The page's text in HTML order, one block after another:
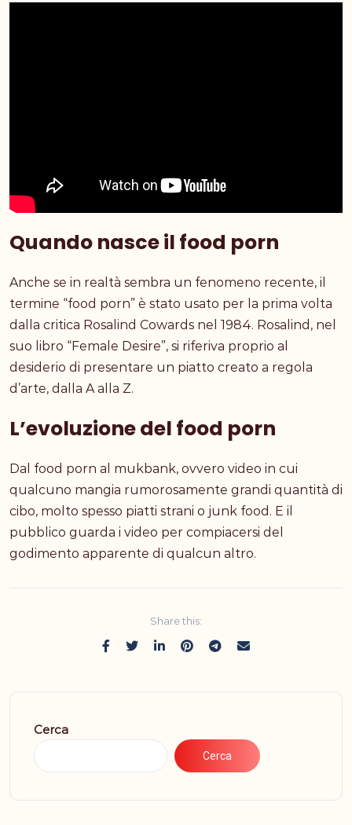
Quando nasce il food porn
Anche se in realtà sembra un fenomeno recente, il
termine “food porn” è stato usato per la prima volta
dalla critica Rosalind Cowards nel 1984. Rosalind, nel
suo libro “Female Desire”, si riferiva proprio al
desiderio di presentare un piatto creato a regola
d’arte, dalla A alla Z.
L’evoluzione del food porn
Dal food porn al mukbank, ovvero video in cui
qualcuno mangia rumorosamente grandi quantità di
cibo, molto spesso piatti strani o junk food. E il
pubblico guarda i video per compiacersi del
godimento apparente di qualcun altro.
Share this:
Cerca
Cerca